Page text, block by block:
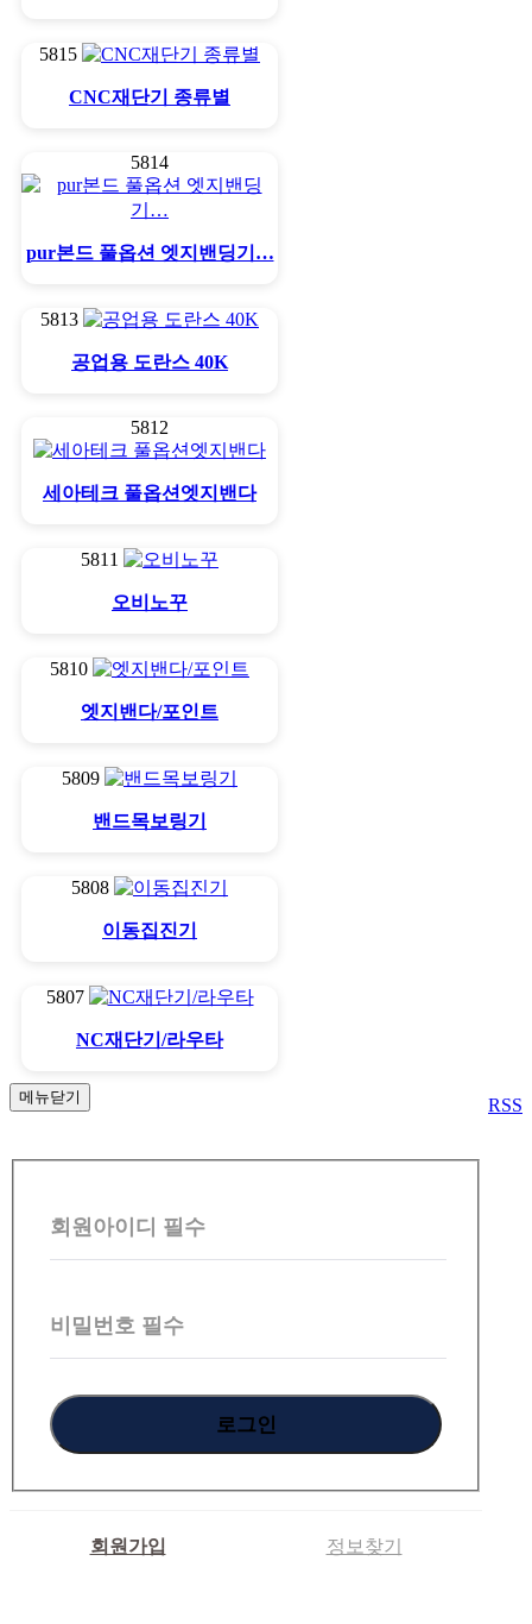
5815
CNC재단기 종류별
5814
pur본드 풀옵션 엣지밴딩기…
5813
공업용 도란스 40K
5812
세아테크 풀옵션엣지밴다
5811
오비노꾸
5810
엣지밴다/포인트
5809
밴드목보링기
5808
이동집진기
5807
NC재단기/라우타
RSS
메뉴닫기
회
회원아이디 필수
비밀번호 필수
회원가입 정보찾기